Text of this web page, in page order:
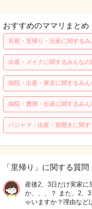
おすすめのママリまとめ
旦那・里帰り・出産に関する
出産・メイクに関するみんな
病院・出産・東京に関するみ
病院・費用・出産に関するみ
パジャマ・出産・前開きに関
「里帰り」に関する質問
産後2、3日だけ実家
か、、、？ また、2、
ゃいますか？理由な